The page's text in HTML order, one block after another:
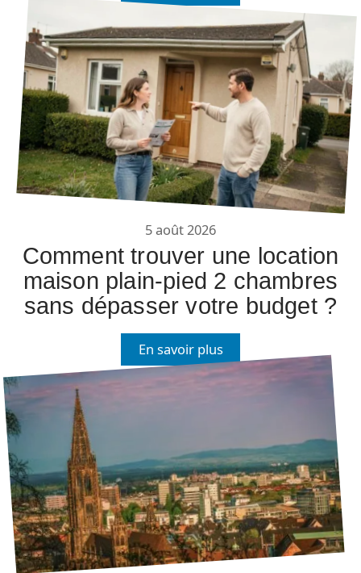
5 août 2026
Comment trouver une location
maison plain-pied 2 chambres
sans dépasser votre budget ?
En savoir plus